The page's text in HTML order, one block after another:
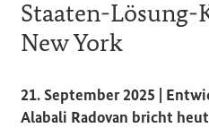
Staaten-Lösung-
New York
21. September 2025 |
Alabali Radovan bricht